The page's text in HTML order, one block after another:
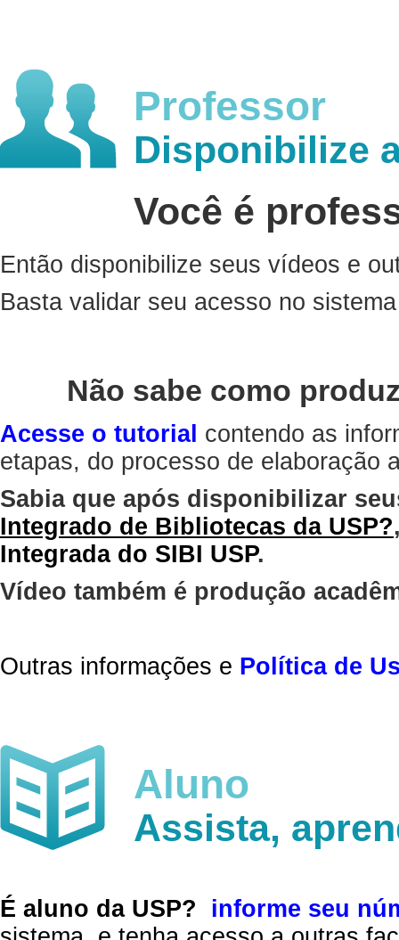
Professor
Disponibilize
Você é
Então disponibilize seus vídeos e
Basta validar seu acesso no
Não sabe como
Acesse o tutorial contendo as
etapas, do processo de elaboração
Sabia que após disponibilizar
Integrado de Bibliotecas da USP?
Integrada do SIBI USP.
Vídeo também é produção
Outras informações e Política de
Aluno
Assista,
É aluno da USP?
informe seu